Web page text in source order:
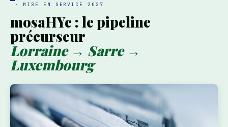
· MISE EN SERVICE 2027
mosaHYc : le pipeline
précurseur
Lorraine → Sarre →
Luxembourg